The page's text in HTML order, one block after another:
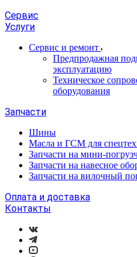
Сервис
Услуги
Сервис и ремонт
Предпродажная
эксплуатацию
Техническое
оборудования
Запчасти
Шины
Масла и ГСМ для
Запчасти на мини-
Запчасти на навесное
Запчасти на вилочный
Оплата и доставка
Контакты